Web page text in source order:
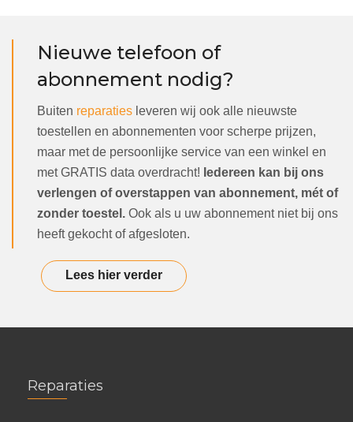
Nieuwe telefoon of
abonnement nodig?
Buiten reparaties leveren wij ook alle nieuwste
toestellen en abonnementen voor scherpe prijzen,
maar met de persoonlijke service van een winkel en
met GRATIS data overdracht! Iedereen kan bij ons
verlengen of overstappen van abonnement, mét of
zonder toestel. Ook als u uw abonnement niet bij ons
heeft gekocht of afgesloten.
Lees hier verder
Reparaties